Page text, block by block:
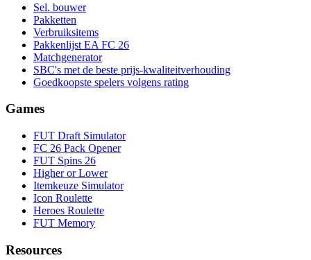
Sel. bouwer
Pakketten
Verbruiksitems
Pakkenlijst EA FC 26
Matchgenerator
SBC's met de beste prijs-kwaliteitverhouding
Goedkoopste spelers volgens rating
Games
FUT Draft Simulator
FC 26 Pack Opener
FUT Spins 26
Higher or Lower
Itemkeuze Simulator
Icon Roulette
Heroes Roulette
FUT Memory
Resources